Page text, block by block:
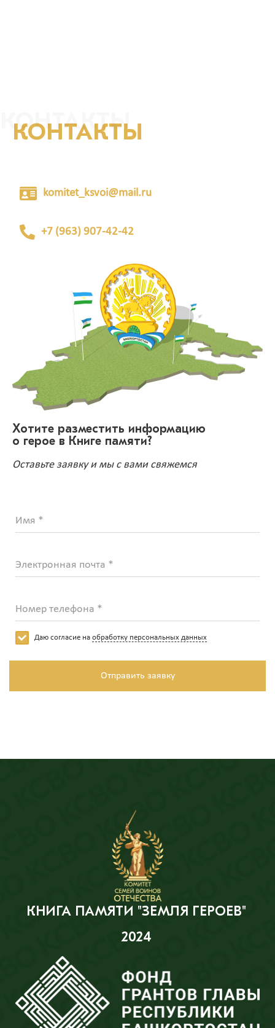
КОНТАКТЫ
КОНТАКТЫ
komitet_ksvoi@mail.ru
+7 (963) 907-42-42
Хотите разместить информацию
о герое в Книге памяти?
Оставьте заявку и мы с вами свяжемся
Имя *
Электронная почта *
Номер телефона *
Даю согласие на обработку персональных данных
Отправить заявку
КНИГА ПАМЯТИ "ЗЕМЛЯ ГЕРОЕВ"
2024